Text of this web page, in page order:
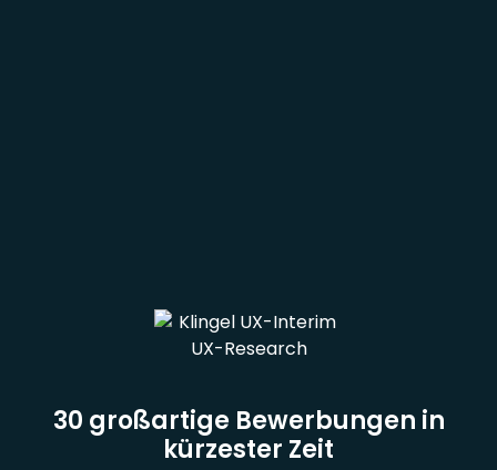
30 großartige Bewerbungen in
kürzester Zeit